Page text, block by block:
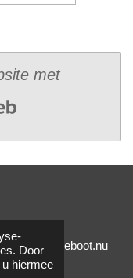
Door
hiermee
met
elektrischeboot.nu